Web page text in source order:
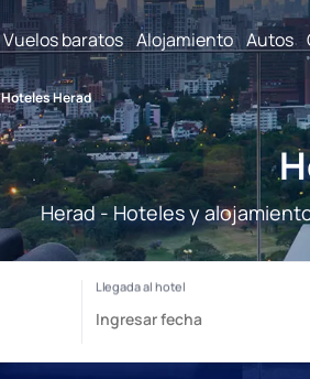
Vuelos baratos Alojamiento Autos
Hoteles Herad
Herad - Hoteles y